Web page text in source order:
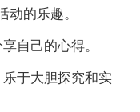
动的乐趣。
自己的心得。
于大胆探究和实